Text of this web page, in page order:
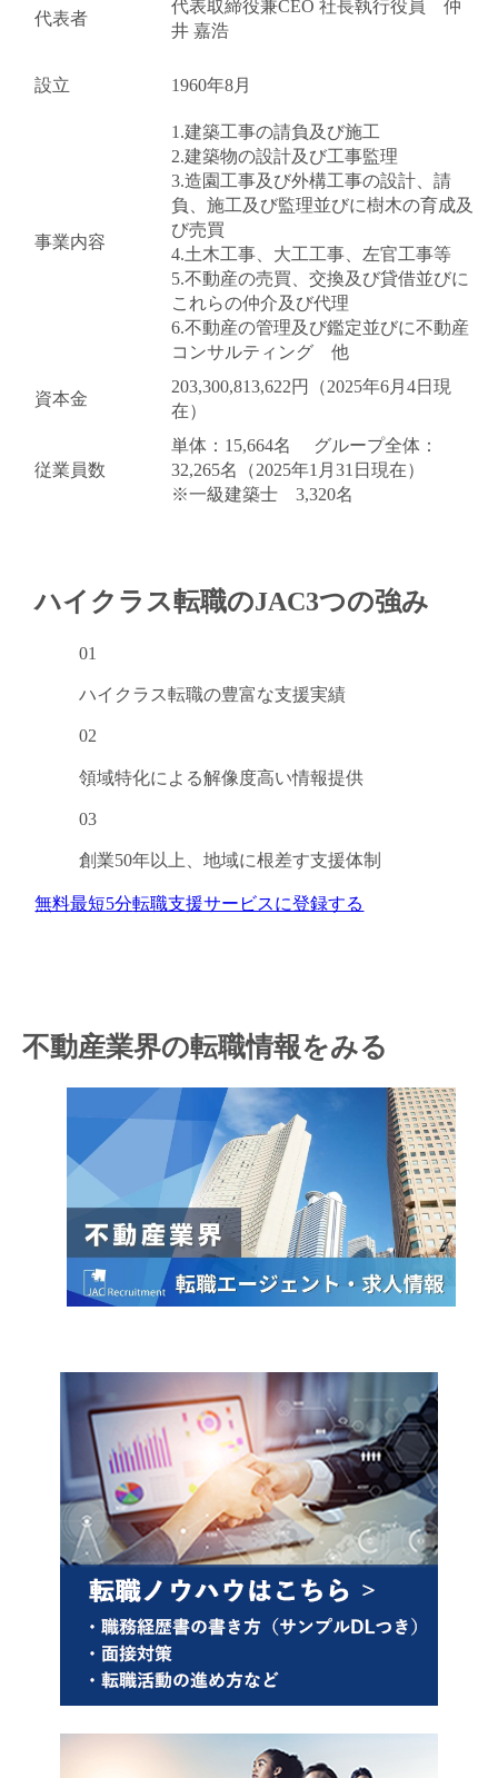
キャンセル ログアウト
閉じる
代表者
代表取締役兼CEO 社長執行役員 仲
井 嘉浩
設立 1960年8月
事業内容
1.建築工事の請負及び施工
2.建築物の設計及び工事監理
3.造園工事及び外構工事の設計、請
負、施工及び監理並びに樹木の育成及
び売買
4.土木工事、大工工事、左官工事等
5.不動産の売買、交換及び貸借並びに
これらの仲介及び代理
6.不動産の管理及び鑑定並びに不動産
コンサルティング 他
資本金
203,300,813,622円（2025年6月4日現
在）
従業員数
単体：15,664名 グループ全体：
32,265名（2025年1月31日現在）
※一級建築士 3,320名
ハイクラス転職のJAC3つの強み
01
ハイクラス転職の豊富な支援実績
02
領域特化による解像度高い情報提供
03
創業50年以上、地域に根差す支援体制
無料最短5分転職支援サービスに登録する
不動産業界の転職情報をみる